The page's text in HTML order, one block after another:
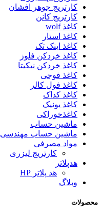
کارتریج جوهر افشان
کارتریج کانن
کاغذ wolf
کاغذ استار
کاغذ اینک تک
کاغذ خردکن فلوز
کاغذ خردکن نیکیتا
کاغذ فوجی
کاغذ فول کالر
کاغذ کداک
کاغذ یونیک
کاغذخوراکی
ماشین حساب
ماشین حساب مهندسی
مواد مصرفی
کارتریج لیزری
هدپلاتر
هد پلاتر HP
وبلاگ
محصولات